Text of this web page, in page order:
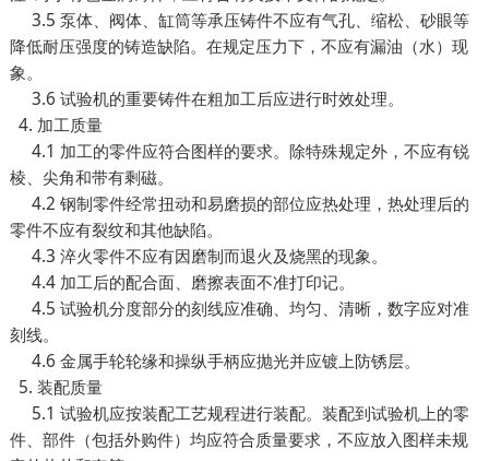
3.5 泵体、阀体、缸筒等承压铸件不应有气孔、缩松、砂眼等
降低耐压强度的铸造缺陷。在规定压力下，不应有漏油（水）现
象。
3.6 试验机的重要铸件在粗加工后应进行时效处理。
4. 加工质量
4.1 加工的零件应符合图样的要求。除特殊规定外，不应有锐
棱、尖角和带有剩磁。
4.2 钢制零件经常扭动和易磨损的部位应热处理，热处理后的
零件不应有裂纹和其他缺陷。
4.3 淬火零件不应有因磨制而退火及烧黑的现象。
4.4 加工后的配合面、磨擦表面不准打印记。
4.5 试验机分度部分的刻线应准确、均匀、清晰，数字应对准
刻线。
4.6 金属手轮轮缘和操纵手柄应抛光并应镀上防锈层。
5. 装配质量
5.1 试验机应按装配工艺规程进行装配。装配到试验机上的零
件、部件（包括外购件）均应符合质量要求，不应放入图样未规